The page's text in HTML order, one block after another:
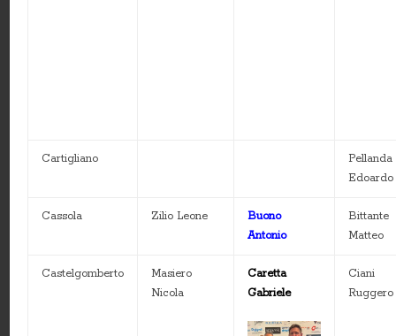
Cartigliano
Pellanda
Edoardo
Cassola Zilio Leone
Buono
Antonio
Bittante
Matteo
Castelgomberto
Masiero
Nicola
Caretta
Gabriele
Ciani
Ruggero